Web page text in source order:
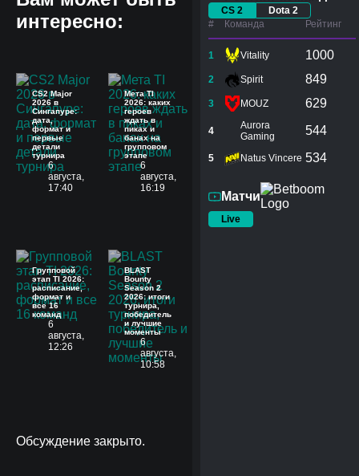
интересно:
CS2 Major
2026 в
Сингапуре:
дата,
формат и
первые
детали
турнира
6
августа,
17:40
Мета TI
2026: каких
героев
ждать в
пиках и
банах на
групповом
этапе
6
августа,
16:19
Групповой
этап TI 2026:
расписание,
формат и
все 16
команд
6
августа,
12:26
BLAST
Bounty
Season 2
2026: итоги
турнира,
победитель
и лучшие
моменты
6
августа,
10:58
Обсуждение закрыто.
CS 2
Dota 2
#
Команда Рейтинг
1 Vitality 1000
2 Spirit 849
3 MOUZ 629
4
Aurora
Gaming
544
5 Natus Vincere 534
Матчи
Live